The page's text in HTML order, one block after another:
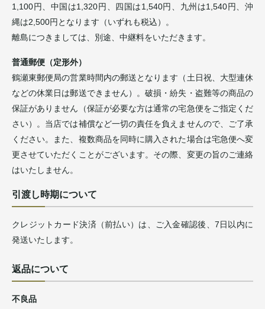
1,100円、中国は1,320円、四国は1,540円、九州は1,540円、沖
縄は2,500円となります（いずれも税込）。
離島につきましては、別途、中継料をいただきます。
普通郵便（定形外）
鶴瀬東郵便局の営業時間内の郵送となります（土日祝、大型連休
などの休業日は郵送できません）。破損・紛失・盗難等の商品の
保証がありません（保証が必要な方は通常の宅急便をご指定くだ
さい）。当店では補償など一切の責任を負えませんので、ご了承
ください。また、複数商品を同時に購入された場合は宅急便へ変
更させていただくことがございます。その際、変更の旨のご連絡
はいたしません。
引渡し時期について
クレジットカード決済（前払い）は、ご入金確認後、7日以内に
発送いたします。
返品について
不良品